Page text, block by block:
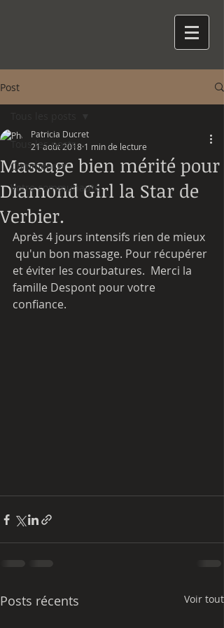
Post
Tous les posts
Commencer
Votre communauté
Massage bien mérité pour
Diamond Girl la Star de
Verbier.
Patricia Ducret
21 août 2018 1 min de lecture
Après 4 jours intensifs rien de mieux
et éviter les courbatures.  Merci la
famille Despont pour votre
confiance.
Posts récents Voir tout